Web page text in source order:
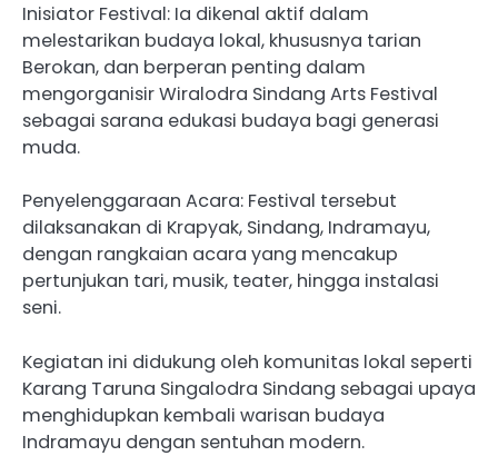
Inisiator Festival: Ia dikenal aktif dalam
melestarikan budaya lokal, khususnya tarian
Berokan, dan berperan penting dalam
mengorganisir Wiralodra Sindang Arts Festival
sebagai sarana edukasi budaya bagi generasi
muda.
Penyelenggaraan Acara: Festival tersebut
dilaksanakan di Krapyak, Sindang, Indramayu,
dengan rangkaian acara yang mencakup
pertunjukan tari, musik, teater, hingga instalasi
seni.
Kegiatan ini didukung oleh komunitas lokal seperti
Karang Taruna Singalodra Sindang sebagai upaya
menghidupkan kembali warisan budaya
Indramayu dengan sentuhan modern.